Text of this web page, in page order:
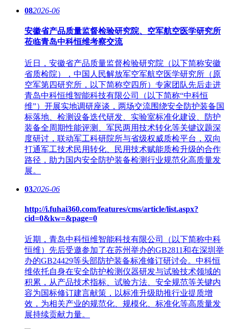
082026-06
安徽省产品质量监督检验研究院、空军航空医学研究所
莅临青岛中科恒维考察交流
近日，安徽省产品质量监督检验研究院（以下简称安徽
省质检院），中国人民解放军空军航空医学研究所（原
空军第四研究所，以下简称空四所）专家团队先后走进
青岛中科恒维智能科技有限公司（以下简称“中科恒
维”）开展实地调研座谈，两场交流围绕安全防护装备国
标落地、检测设备迭代研发、实验室标准化建设、防护
装备全周期性能评测、军民两用技术转化等关键议题深
度研讨，联动军工科研院所与省级权威质检平台，双向
打通军工技术民用转化、民用技术赋能质检升级的合作
路径，助力国内安全防护装备检测行业规范化高质量发
展。
032026-06
http://i.fuhai360.com/features/cms/article/list.aspx?
cid=0&kw=&page=0
近期，青岛中科恒维智能科技有限公司（以下简称中科
恒维）先后受邀参加了在苏州举办的GB2811和在深圳举
办的GB24429等头部防护装备标准修订研讨会。中科恒
维依托自身在安全防护检测仪器研发与试验技术领域的
积累，从产品技术指标、试验方法、安全规范等关键内
容为国标修订建言献策，以标准升级助推行业提质增
效，为相关产业的规范化、规模化、标准化等高质量发
展持续贡献力量。